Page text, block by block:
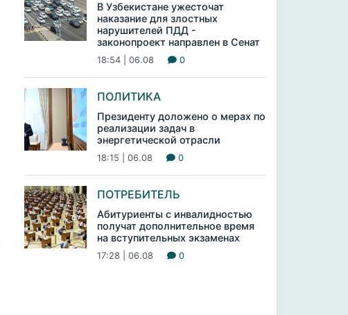
В Узбекистане ужесточат
наказание для злостных
нарушителей ПДД -
законопроект направлен в Сенат
18:54 | 06.08 0
ПОЛИТИКА
Президенту доложено о мерах по
реализации задач в
энергетической отрасли
18:15 | 06.08 0
ПОТРЕБИТЕЛЬ
Абитуриенты с инвалидностью
получат дополнительное время
на вступительных экзаменах
17:28 | 06.08 0